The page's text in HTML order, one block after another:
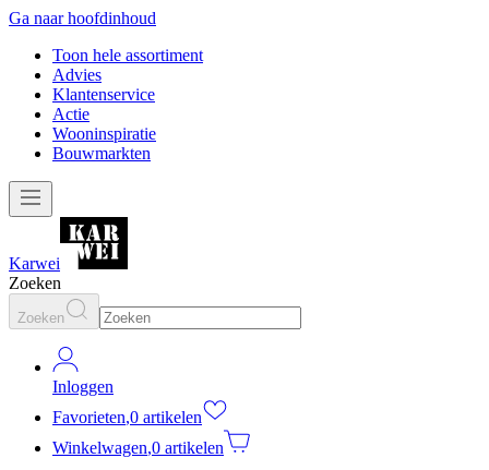
Ga naar hoofdinhoud
Toon hele assortiment
Advies
Klantenservice
Actie
Wooninspiratie
Bouwmarkten
Karwei
Zoeken
Zoeken
Inloggen
Favorieten,0 artikelen
Winkelwagen,0 artikelen